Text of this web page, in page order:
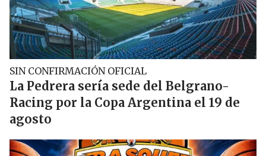
SIN CONFIRMACIÓN OFICIAL
La Pedrera sería sede del Belgrano-
Racing por la Copa Argentina el 19 de
agosto